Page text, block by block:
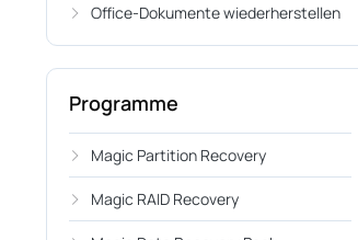
Office-Dokumente wiederherstellen
Programme
Magic Partition Recovery
Magic RAID Recovery